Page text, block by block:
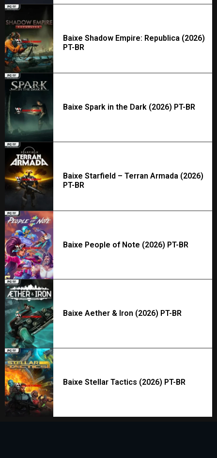
Baixe Shadow Empire: Republica (2026)
PT-BR
Baixe Spark in the Dark (2026) PT-BR
Baixe Starfield – Terran Armada (2026)
PT-BR
Baixe People of Note (2026) PT-BR
Baixe Aether & Iron (2026) PT-BR
Baixe Stellar Tactics (2026) PT-BR